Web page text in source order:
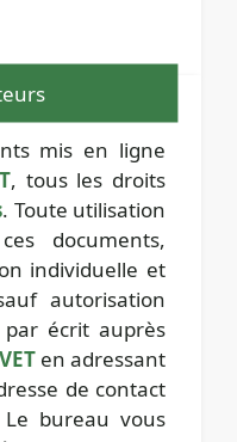
mis en ligne
, tous les droits
. Toute utilisation
documents,
individuelle et
autorisation
écrit auprès
en adressant
de contact
Le bureau vous